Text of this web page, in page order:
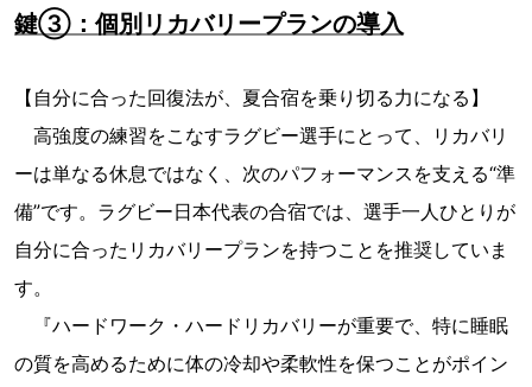
鍵③：個別リカバリープランの導入
【自分に合った回復法が、夏合宿を乗り切る力になる】
高強度の練習をこなすラグビー選手にとって、リカバリ
ーは単なる休息ではなく、次のパフォーマンスを支える“準
備”です。ラグビー日本代表の合宿では、選手一人ひとりが
自分に合ったリカバリープランを持つことを推奨していま
す。
『ハードワーク・ハードリカバリーが重要で、特に睡眠
の質を高めるために体の冷却や柔軟性を保つことがポイン